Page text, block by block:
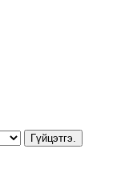
Гүйцэтгэ.